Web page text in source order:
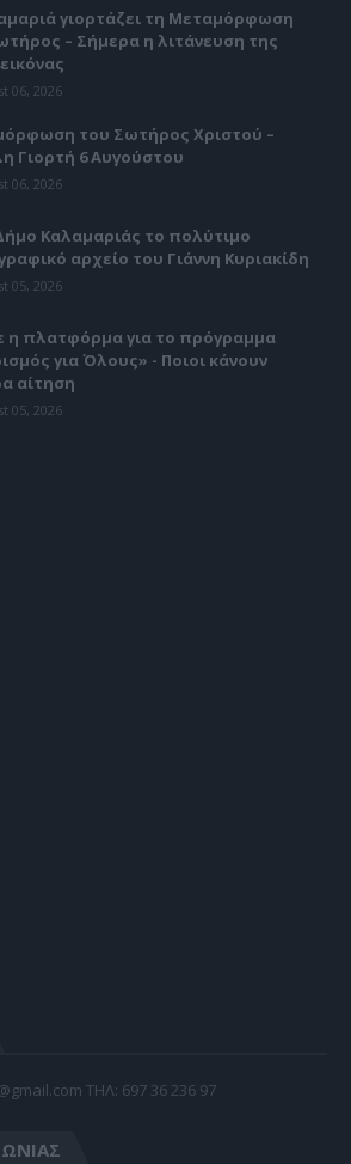
γιορτάζει τη Μεταμόρφωση
– Σήμερα η λιτάνευση της
06, 2026
του Σωτήρος Χριστού –
Γιορτή 6 Αυγούστου
06, 2026
Καλαμαριάς το πολύτιμο
αρχείο του Γιάννη Κυριακίδη
05, 2026
η πλατφόρμα για το πρόγραμμα
για Όλους» - Ποιοι κάνουν
αίτηση
05, 2026
TΗΛ: 697 36 236 97